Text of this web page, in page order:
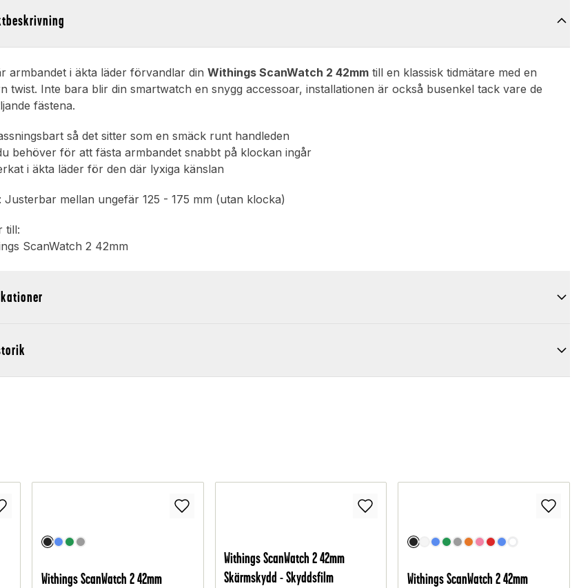
armbandet i äkta läder förvandlar dinWithings ScanWatch 2 42mm till en klassisk tidmätare med en
twist. Inte bara blir din smartwatch en snygg accessoar, installationen är också busenkel tack vare de
fästena.
så det sitter som en smäck runt handleden
behöver för att fästa armbandet snabbt på klockan ingår
i äkta läder för den där lyxiga känslan
Justerbar mellan ungefär 125 - 175 mm (utan klocka)
till:
ScanWatch 2 42mm
Withings ScanWatch 2 42mm
Withings ScanWatch 2 42mm
Skärmskydd - Skyddsfilm
Withings ScanWatch 2 42mm